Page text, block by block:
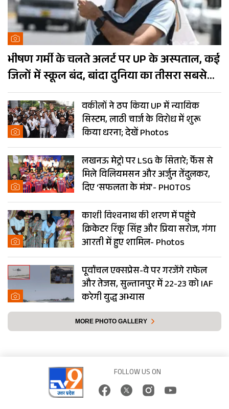
भीषण गर्मी के चलते अलर्ट पर UP के अस्पताल, कई
जिलों में स्कूल बंद, बांदा दुनिया का तीसरा सबसे
गर्म शहर
वकीलों ने ठप किया UP में न्यायिक
सिस्टम, लाठी चार्ज के विरोध में शुरू
किया धरना; देखें Photos
लखनऊ मेट्रो पर LSG के सितारे; फैंस से
मिले विलियमसन और अर्जुन तेंदुलकर,
दिए ‘सफलता के मंत्र’- PHOTOS
काशी विश्वनाथ की शरण में पहुंचे
क्रिकेटर रिंकू सिंह और प्रिया सरोज, गंगा
आरती में हुए शामिल- Photos
पूर्वांचल एक्सप्रेस-वे पर गरजेंगे राफेल
और तेजस, सुल्तानपुर में 22-23 को IAF
करेगी युद्ध अभ्यास
MORE PHOTO GALLERY
FOLLOW US ON